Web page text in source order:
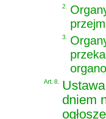
2.
3.
Art. 8.
dniem